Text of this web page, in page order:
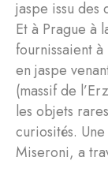
jaspe issu des
Et à Prague à
fournissaient
en jaspe
(massif de
les objets
curiosités.
Miseroni, a